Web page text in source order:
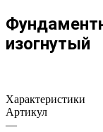
изогнутый
Характеристики
Артикул
—